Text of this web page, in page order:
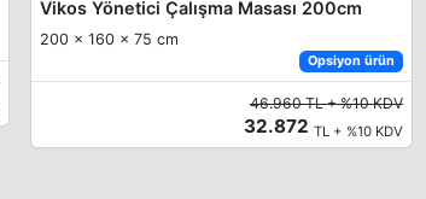
Vikos Yönetici Çalışma Masası 200cm
200 x 160 x 75 cm
Opsiyon ürün
46.960 TL + %10 KDV
32.872 TL + %10 KDV